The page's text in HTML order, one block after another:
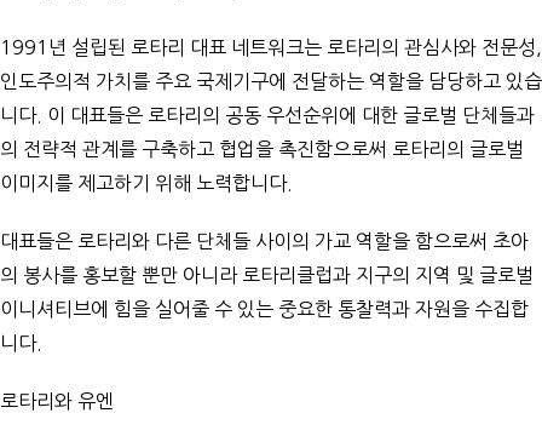
1991년 설립된 로타리 대표 네트워크는 로타리의 관심사와 전문성,
인도주의적 가치를 주요 국제기구에 전달하는 역할을 담당하고 있습
니다. 이 대표들은 로타리의 공동 우선순위에 대한 글로벌 단체들과
의 전략적 관계를 구축하고 협업을 촉진함으로써 로타리의 글로벌
이미지를 제고하기 위해 노력합니다.
대표들은 로타리와 다른 단체들 사이의 가교 역할을 함으로써 초아
의 봉사를 홍보할 뿐만 아니라 로타리클럽과 지구의 지역 및 글로벌
이니셔티브에 힘을 실어줄 수 있는 중요한 통찰력과 자원을 수집합
니다.
로타리와 유엔